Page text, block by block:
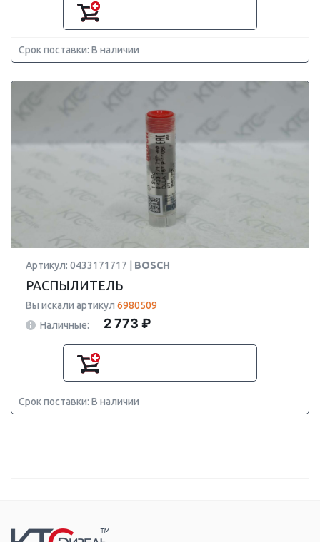
Срок поставки: В наличии
Артикул: 0433171717 | BOSCH
РАСПЫЛИТЕЛЬ
Вы искали артикул 6980509
Наличные:
2 773 ₽
Срок поставки: В наличии